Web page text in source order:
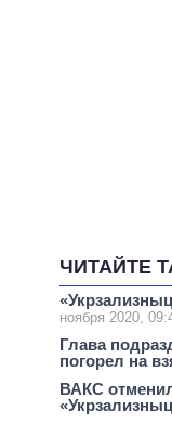
ЧИТАЙТЕ
ноября 2020,
Глава
погорел на
ВАКС